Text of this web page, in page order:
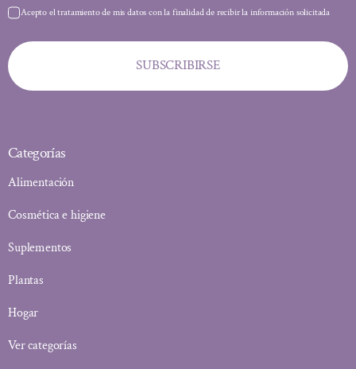
Acepto el tratamiento de mis datos con la finalidad de recibir la información solicitada
SUBSCRIBIRSE
Categorías
Alimentación
Cosmética e higiene
Suplementos
Plantas
Hogar
Ver categorías